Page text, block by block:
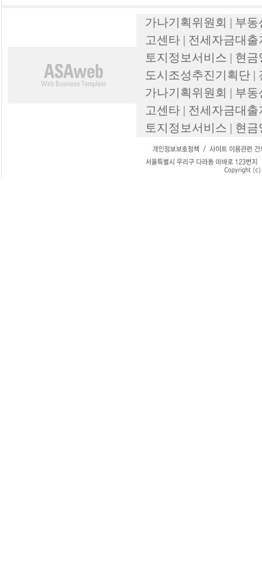
가나기획위원회 | 부
고센타 | 전세자금대
토지정보서비스 | 현
도시조성추진기획단 |
가나기획위원회 | 부
고센타 | 전세자금대
토지정보서비스 | 현